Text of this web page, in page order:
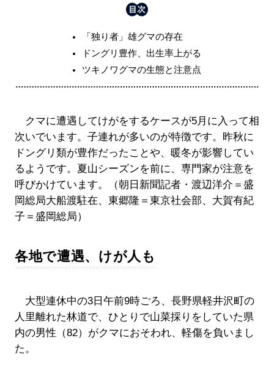
「独り者」雄グマの存在
ドングリ豊作、出生率上がる
ツキノワグマの生態と注意点
クマに遭遇してけがをするケースが5月に入って相
次いでいます。子連れが多いのが特徴です。昨秋に
ドングリ類が豊作だったことや、暖冬が影響してい
るようです。夏山シーズンを前に、専門家が注意を
呼びかけています。（朝日新聞記者・渡辺洋介＝盛
岡総局大船渡駐在、東郷隆＝東京社会部、大賀有紀
子＝盛岡総局）
各地で遭遇、けが人も
大型連休中の3日午前9時ごろ、長野県軽井沢町の
人里離れた林道で、ひとりで山菜採りをしていた県
内の男性（82）がクマにおそわれ、軽傷を負いまし
た。